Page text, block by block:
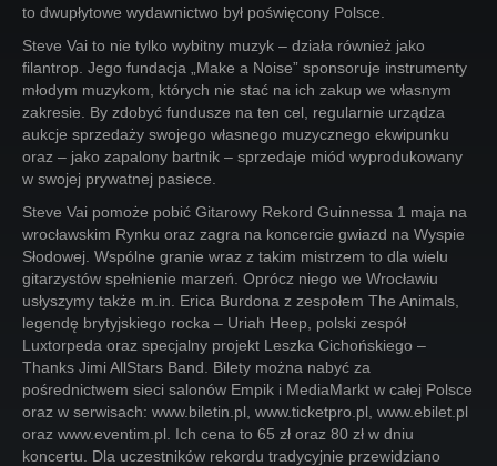
to dwupłytowe wydawnictwo był poświęcony Polsce.
Steve Vai to nie tylko wybitny muzyk – działa również jako
filantrop. Jego fundacja „Make a Noise” sponsoruje instrumenty
młodym muzykom, których nie stać na ich zakup we własnym
zakresie. By zdobyć fundusze na ten cel, regularnie urządza
aukcje sprzedaży swojego własnego muzycznego ekwipunku
oraz – jako zapalony bartnik – sprzedaje miód wyprodukowany
w swojej prywatnej pasiece.
Steve Vai pomoże pobić Gitarowy Rekord Guinnessa 1 maja na
wrocławskim Rynku oraz zagra na koncercie gwiazd na Wyspie
Słodowej. Wspólne granie wraz z takim mistrzem to dla wielu
gitarzystów spełnienie marzeń. Oprócz niego we Wrocławiu
usłyszymy także m.in. Erica Burdona z zespołem The Animals,
legendę brytyjskiego rocka – Uriah Heep, polski zespół
Luxtorpeda oraz specjalny projekt Leszka Cichońskiego –
Thanks Jimi AllStars Band. Bilety można nabyć za
pośrednictwem sieci salonów Empik i MediaMarkt w całej Polsce
oraz w serwisach: www.biletin.pl, www.ticketpro.pl, www.ebilet.pl
oraz www.eventim.pl. Ich cena to 65 zł oraz 80 zł w dniu
koncertu. Dla uczestników rekordu tradycyjnie przewidziano